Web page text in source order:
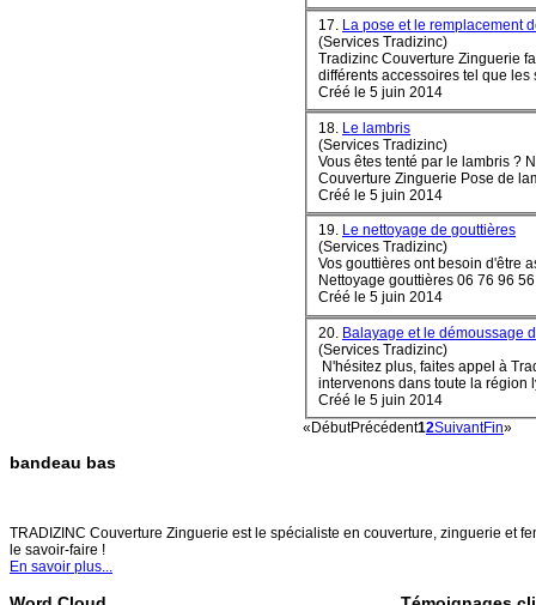
17. La pose et le remplacement
(Services Tradizinc)
Tradizinc Couverture Zinguerie
différents accessoires tel que les
Créé le 5 juin 2014
18. Le lambris
(Services Tradizinc)
Créé le 5 juin 2014
19. Le nettoyage de gouttières
(Services Tradizinc)
Créé le 5 juin 2014
20. Balayage et le démoussage
(Services Tradizinc)
N'hésitez plus, faites appel à
Créé le 5 juin 2014
« DébutPrécédent12SuivantFin»
bandeau bas
TRADIZINC Couverture Zinguerie est le spécialiste en couverture, zinguerie et
le savoir-faire !
En savoir plus...